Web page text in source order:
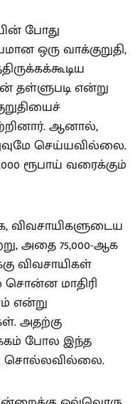
போது
ஒரு வாக்குறுதி,
தள்ளுபடி என்று
ஆனால்,
செய்யவில்லை.
ரூபாய் வரைக்கும்
விவசாயிகளுடைய
அதை 75,000-ஆக
விவசாயிகள்
சொன்ன மாதிரி
என்று
அதற்கு
போல இந்த
சொல்லவில்லை.